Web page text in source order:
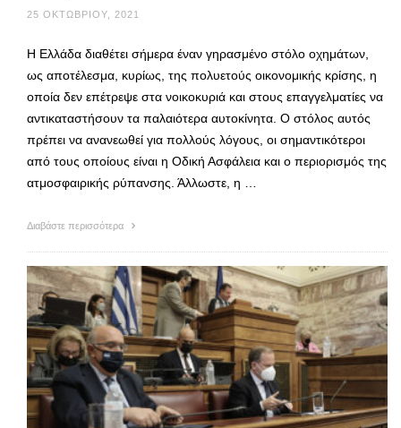
25 ΟΚΤΩΒΡΊΟΥ, 2021
Η Ελλάδα διαθέτει σήμερα έναν γηρασμένο στόλο οχημάτων,
ως αποτέλεσμα, κυρίως, της πολυετούς οικονομικής κρίσης, η
οποία δεν επέτρεψε στα νοικοκυριά και στους επαγγελματίες να
αντικαταστήσουν τα παλαιότερα αυτοκίνητα. Ο στόλος αυτός
πρέπει να ανανεωθεί για πολλούς λόγους, οι σημαντικότεροι
από τους οποίους είναι η Οδική Ασφάλεια και ο περιορισμός της
ατμοσφαιρικής ρύπανσης. Άλλωστε, η …
Διαβάστε περισσότερα